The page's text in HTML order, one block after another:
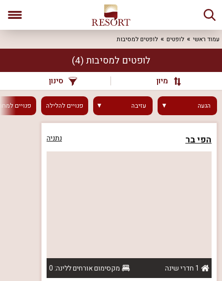
עמוד ראשי לופטים לופטים למסיבות
לופטים למסיבות (4)
מיון סינון
הגעה עזיבה פנוייםלהלילה פנויים
הפי בר נתניה
1 חדרי שינה
מקסימום אורחים ללינה: 0